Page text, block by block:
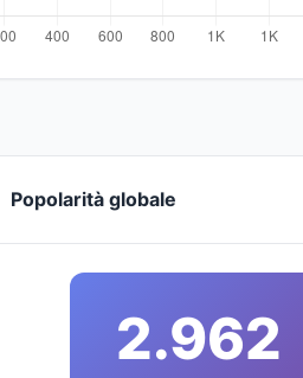
Popolarità globale
2.962